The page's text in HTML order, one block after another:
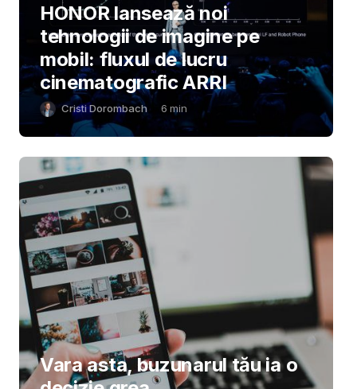
HONOR lansează noi
tehnologii de imagine pe
mobil: fluxul de lucru
cinematografic ARRI
Cristi Dorombach 6 min
Vara asta, buzunarul tău ia o